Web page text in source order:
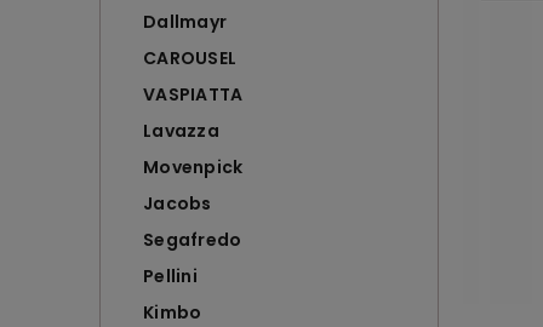
Dallmayr
CAROUSEL
VASPIATTA
Lavazza
Movenpick
Jacobs
Segafredo
Pellini
Kimbo